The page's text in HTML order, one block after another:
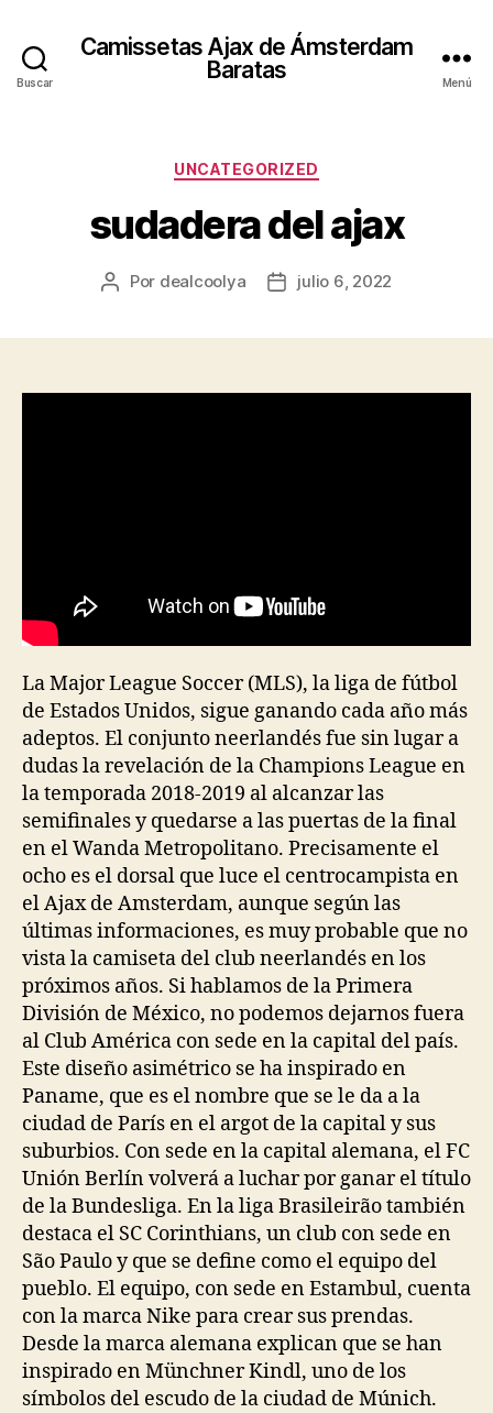
Buscar
Camissetas Ajax de Ámsterdam
Baratas
Menú
Categorías
UNCATEGORIZED
sudadera del ajax
Autor
Por dealcoolya
Fechajulio 6, 2022
La Major League Soccer (MLS), la liga de fútbol
de Estados Unidos, sigue ganando cada año más
adeptos. El conjunto neerlandés fue sin lugar a
dudas la revelación de la Champions League en
la temporada 2018-2019 al alcanzar las
semifinales y quedarse a las puertas de la final
en el Wanda Metropolitano. Precisamente el
ocho es el dorsal que luce el centrocampista en
el Ajax de Amsterdam, aunque según las
últimas informaciones, es muy probable que no
vista la camiseta del club neerlandés en los
próximos años. Si hablamos de la Primera
División de México, no podemos dejarnos fuera
al Club América con sede en la capital del país.
Este diseño asimétrico se ha inspirado en
Paname, que es el nombre que se le da a la
ciudad de París en el argot de la capital y sus
suburbios. Con sede en la capital alemana, el FC
Unión Berlín volverá a luchar por ganar el título
de la Bundesliga. En la liga Brasileirão también
destaca el SC Corinthians, un club con sede en
São Paulo y que se define como el equipo del
pueblo. El equipo, con sede en Estambul, cuenta
con la marca Nike para crear sus prendas.
Desde la marca alemana explican que se han
inspirado en Münchner Kindl, uno de los
símbolos del escudo de la ciudad de Múnich.